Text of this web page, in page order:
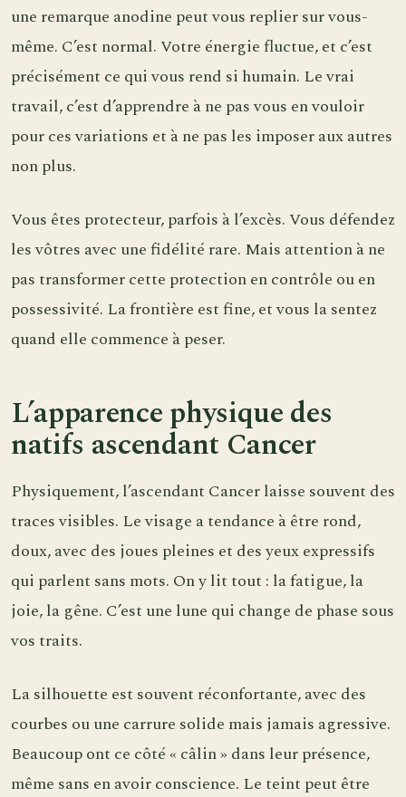
une remarque anodine peut vous replier sur vous-
même. C’est normal. Votre énergie fluctue, et c’est
précisément ce qui vous rend si humain. Le vrai
travail, c’est d’apprendre à ne pas vous en vouloir
pour ces variations et à ne pas les imposer aux autres
non plus.
Vous êtes protecteur, parfois à l’excès. Vous défendez
les vôtres avec une fidélité rare. Mais attention à ne
pas transformer cette protection en contrôle ou en
possessivité. La frontière est fine, et vous la sentez
quand elle commence à peser.
L’apparence physique des
natifs ascendant Cancer
Physiquement, l’ascendant Cancer laisse souvent des
traces visibles. Le visage a tendance à être rond,
doux, avec des joues pleines et des yeux expressifs
qui parlent sans mots. On y lit tout : la fatigue, la
joie, la gêne. C’est une lune qui change de phase sous
vos traits.
La silhouette est souvent réconfortante, avec des
courbes ou une carrure solide mais jamais agressive.
Beaucoup ont ce côté « câlin » dans leur présence,
même sans en avoir conscience. Le teint peut être